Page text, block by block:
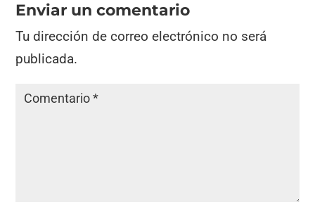
Enviar un comentario
Tu dirección de correo electrónico no será
publicada.